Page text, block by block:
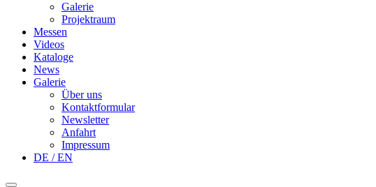
Galerie
Projektraum
Messen
Videos
Kataloge
News
Galerie
Über uns
Kontaktformular
Newsletter
Anfahrt
Impressum
DE / EN